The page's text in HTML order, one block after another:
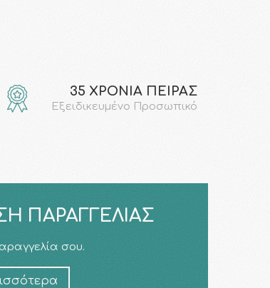
35 ΧΡΟΝΙΑ ΠΕΙΡΑΣ
Εξειδικευμένο Προσωπικό
ΠΑΡΑΓΓΕΛΊΑΣ
σου.